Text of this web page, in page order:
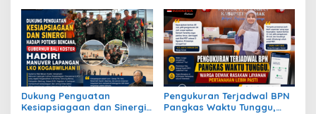
Juara
Dukung Penguatan
Kesiapsiagaan dan Sinergi
Pengukuran Terjadwal BPN
Pangkas Waktu Tunggu,